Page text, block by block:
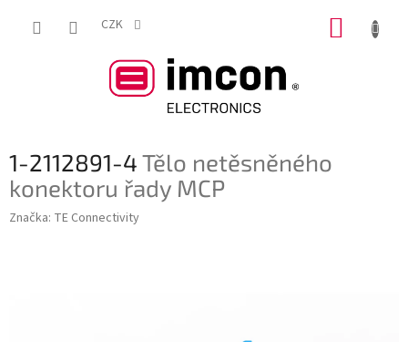
CZK
1-2112891-4Tělo netěsněného
konektoru řady MCP
Značka: TE Connectivity